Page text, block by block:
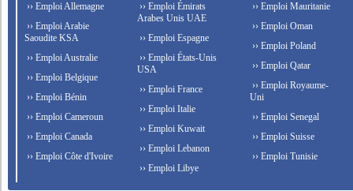
›› Emploi Allemagne
›› Emploi Arabie
Saoudite KSA
›› Emploi Australie
›› Emploi Belgique
›› Emploi Bénin
›› Emploi Cameroun
›› Emploi Canada
›› Emploi Côte d'Ivoire
›› Emploi Émirats
Arabes Unis UAE
›› Emploi Espagne
›› Emploi États-Unis
USA
›› Emploi France
›› Emploi Italie
›› Emploi Kuwait
›› Emploi Lebanon
›› Emploi Libye
›› Emploi Mauritanie
›› Emploi Oman
›› Emploi Poland
›› Emploi Qatar
›› Emploi Royaume-
Uni
›› Emploi Senegal
›› Emploi Suisse
›› Emploi Tunisie